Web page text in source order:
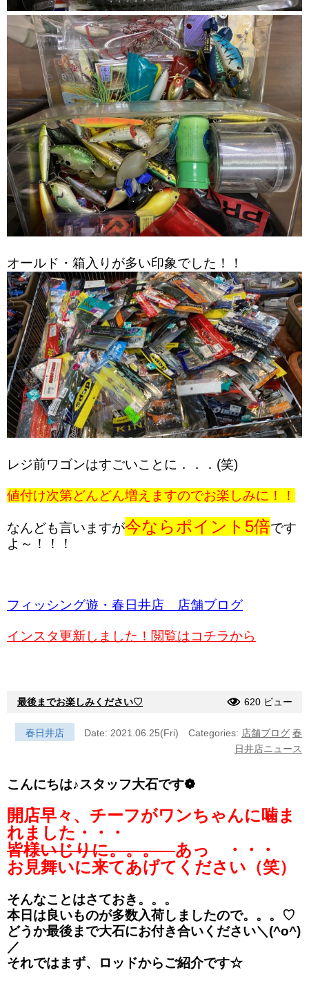
オールド・箱入りが多い印象でした！！
レジ前ワゴンはすごいことに．．．(笑)
値付け次第どんどん増えますのでお楽しみに！！
なんども言いますが今ならポイント5倍です
よ～！！！
フィッシング遊・春日井店 店舗ブログ
インスタ更新しました！閲覧はコチラから
最後までお楽しみください♡ 620 ビュー
春日井店 Date: 2021.06.25(Fri) Categories: 店舗ブログ 春
日井店ニュース
こんにちは♪スタッフ大石です❁
開店早々、チーフがワンちゃんに噛ま
れました・・・
皆様いじりに。。。あっ ・・・
お見舞いに来てあげてください（笑）
そんなことはさておき。。。
本日は良いものが多数入荷しましたので。。。♡
どうか最後まで大石にお付き合いください＼(^o^)
／
それではまず、ロッドからご紹介です☆